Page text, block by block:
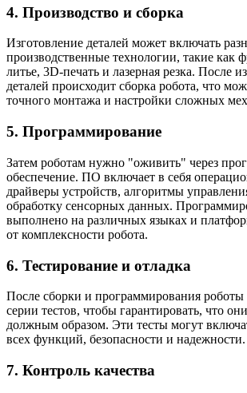
4. Производство и сборка
Изготовление деталей может включать
производственные технологии, такие как
литье, 3D-печать и лазерная резка. После
деталей происходит сборка робота, что
точного монтажа и настройки сложных
5. Программирование
Затем роботам нужно "оживить" через
обеспечение. ПО включает в себя
драйверы устройств, алгоритмы
обработку сенсорных данных.
выполнено на различных языках и
от комплексности робота.
6. Тестирование и отладка
После сборки и программирования роботы
серии тестов, чтобы гарантировать, что
должным образом. Эти тесты могут
всех функций, безопасности и надежности.
7. Контроль качества